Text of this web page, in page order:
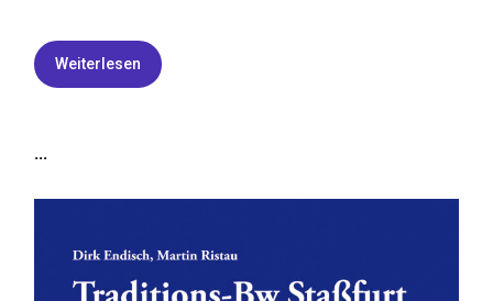
Weiterlesen
...